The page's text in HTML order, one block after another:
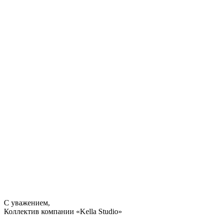
С уважением,
Коллектив компании «Kella Studio»